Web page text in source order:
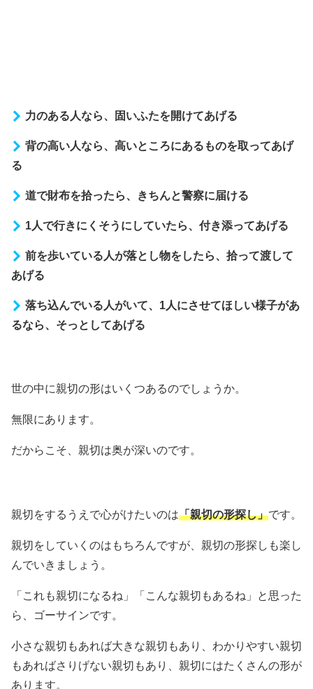
力のある人なら、固いふたを開けてあげる
背の高い人なら、高いところにあるものを取ってあげ
る
道で財布を拾ったら、きちんと警察に届ける
1人で行きにくそうにしていたら、付き添ってあげる
前を歩いている人が落とし物をしたら、拾って渡して
あげる
落ち込んでいる人がいて、1人にさせてほしい様子があ
るなら、そっとしてあげる
世の中に親切の形はいくつあるのでしょうか。
無限にあります。
だからこそ、親切は奥が深いのです。
親切をするうえで心がけたいのは「親切の形探し」です。
親切をしていくのはもちろんですが、親切の形探しも楽し
んでいきましょう。
「これも親切になるね」「こんな親切もあるね」と思った
ら、ゴーサインです。
小さな親切もあれば大きな親切もあり、わかりやすい親切
もあればさりげない親切もあり、親切にはたくさんの形が
あります。